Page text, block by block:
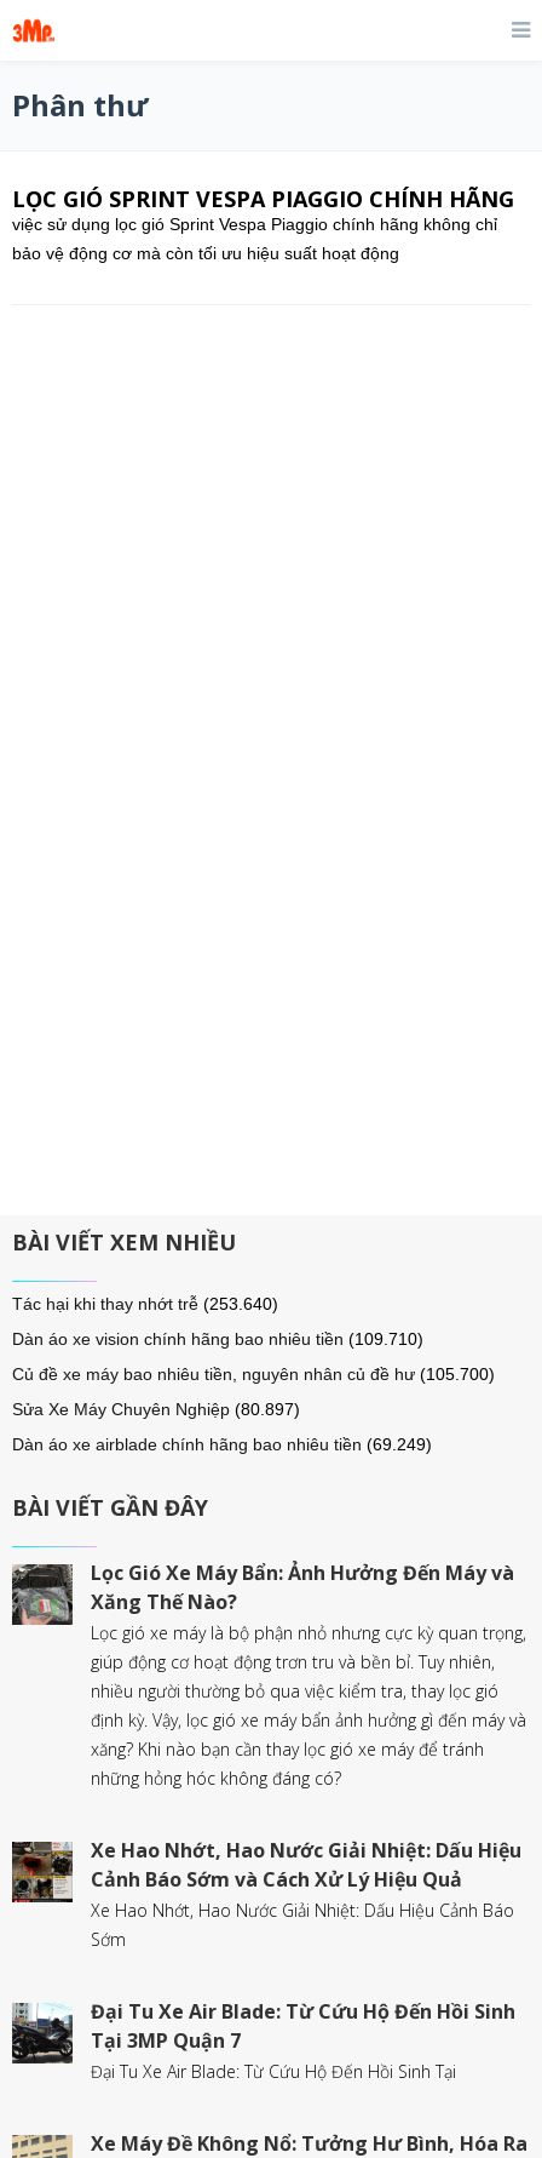
Phân thư
LỌC GIÓ SPRINT VESPA PIAGGIO CHÍNH HÃNG
việc sử dụng lọc gió Sprint Vespa Piaggio chính hãng không chỉ
bảo vệ động cơ mà còn tối ưu hiệu suất hoạt động
BÀI VIẾT XEM NHIỀU
Tác hại khi thay nhớt trễ (253.640)
Dàn áo xe vision chính hãng bao nhiêu tiền (109.710)
Củ đề xe máy bao nhiêu tiền, nguyên nhân củ đề hư (105.700)
Sửa Xe Máy Chuyên Nghiệp (80.897)
Dàn áo xe airblade chính hãng bao nhiêu tiền (69.249)
BÀI VIẾT GẦN ĐÂY
Lọc Gió Xe Máy Bẩn: Ảnh Hưởng Đến Máy và
Xăng Thế Nào?
Lọc gió xe máy là bộ phận nhỏ nhưng cực kỳ quan trọng,
giúp động cơ hoạt động trơn tru và bền bỉ. Tuy nhiên,
nhiều người thường bỏ qua việc kiểm tra, thay lọc gió
định kỳ. Vậy, lọc gió xe máy bẩn ảnh hưởng gì đến máy và
xăng? Khi nào bạn cần thay lọc gió xe máy để tránh
những hỏng hóc không đáng có?
Xe Hao Nhớt, Hao Nước Giải Nhiệt: Dấu Hiệu
Cảnh Báo Sớm và Cách Xử Lý Hiệu Quả
Xe Hao Nhớt, Hao Nước Giải Nhiệt: Dấu Hiệu Cảnh Báo
Sớm
Đại Tu Xe Air Blade: Từ Cứu Hộ Đến Hồi Sinh
Tại 3MP Quận 7
Đại Tu Xe Air Blade: Từ Cứu Hộ Đến Hồi Sinh Tại
Xe Máy Đề Không Nổ: Tưởng Hư Bình, Hóa Ra